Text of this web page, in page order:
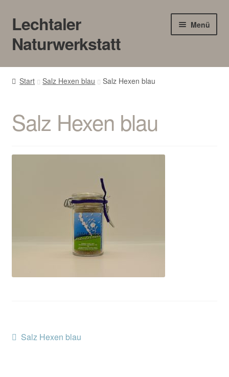
Zur
Navigation
springen
Zum
Inhalt
springen
Lechtaler
Naturwerkstatt
Menü
HOME
Touren/Workshops
Start Salz Hexen blau Salz Hexen blau
Salz Hexen blau
Beitragsnavigation
Vorheriger
Salz Hexen blau